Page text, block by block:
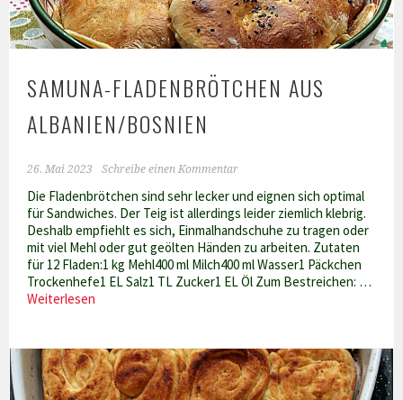
SAMUNA-FLADENBRÖTCHEN AUS
ALBANIEN/BOSNIEN
26. Mai 2023 Schreibe einen Kommentar
Die Fladenbrötchen sind sehr lecker und eignen sich optimal
für Sandwiches. Der Teig ist allerdings leider ziemlich klebrig.
Deshalb empfiehlt es sich, Einmalhandschuhe zu tragen oder
mit viel Mehl oder gut geölten Händen zu arbeiten. Zutaten
für 12 Fladen:1 kg Mehl400 ml Milch400 ml Wasser1 Päckchen
Trockenhefe1 EL Salz1 TL Zucker1 EL Öl Zum Bestreichen: …
Weiterlesen
Albanien/Bosnien